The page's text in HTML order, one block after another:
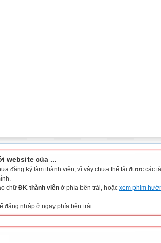
website của ...
đăng ký làm thành viên, vì vậy chưa thể tải được các
chữ ĐK thành viên ở phía bên trái, hoặc xem phim
đăng nhập ở ngay phía bên trái.